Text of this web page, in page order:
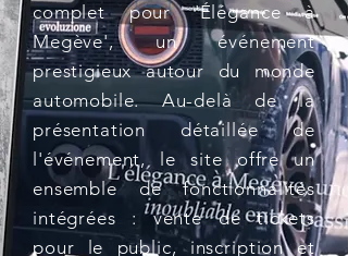
complet pour 'Élégance à
Megève', un événement
prestigieux autour du monde
automobile. Au-delà de la
présentation détaillée de
l'événement, le site offre un
ensemble de fonctionnalités
intégrées : vente de tickets
pour le public, inscription et